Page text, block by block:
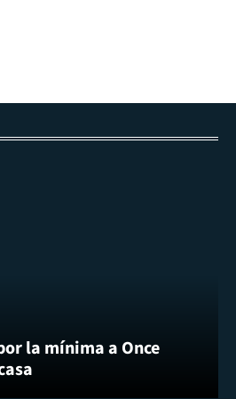
la mínima a Once